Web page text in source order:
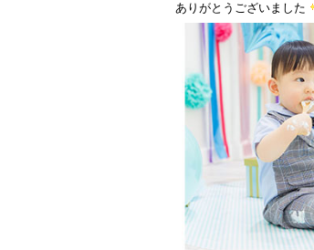
ありがとうございました